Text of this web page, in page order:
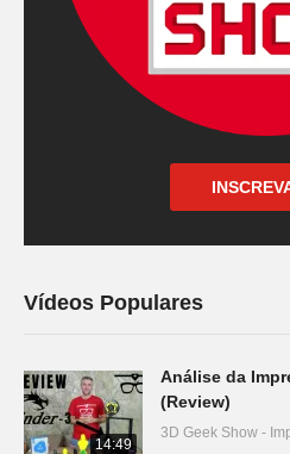
Vídeos Populares
14:49
Análise da
(Review)
3D Geek Show -